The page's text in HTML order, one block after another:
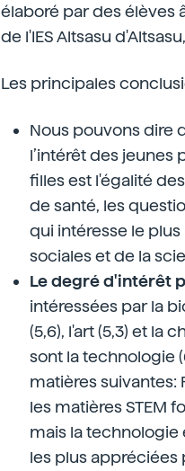
élaboré par des élèves
de l'IES Altsasu
Les principales
Nous pouvons dire
l’intérêt des jeunes
filles est l'égalité
de santé, les
qui intéresse le
sociales et de la
Le degré d'intérêt
intéressées par la
(5,6), l'art (5,3) et la
sont la technologie
matières suivantes:
les matières STEM
mais la technologie
les plus appréciées